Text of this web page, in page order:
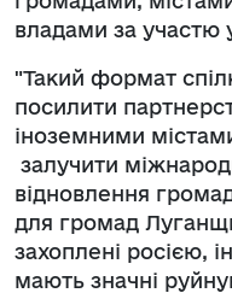
владами за участю
"Такий формат
посилити
іноземними
залучити
відновлення
для громад
захоплені росією,
мають значні